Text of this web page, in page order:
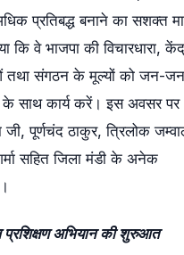
प्रतिबद्ध बनाने का सशक्त
कि वे भाजपा की विचारधारा,
तथा संगठन के मूल्यों को जन-
के साथ कार्य करें। इस अवसर पर
जी, पूर्णचंद ठाकुर, त्रिलोक
सहित जिला मंडी के अनेक
प्रशिक्षण अभियान की शुरुआत